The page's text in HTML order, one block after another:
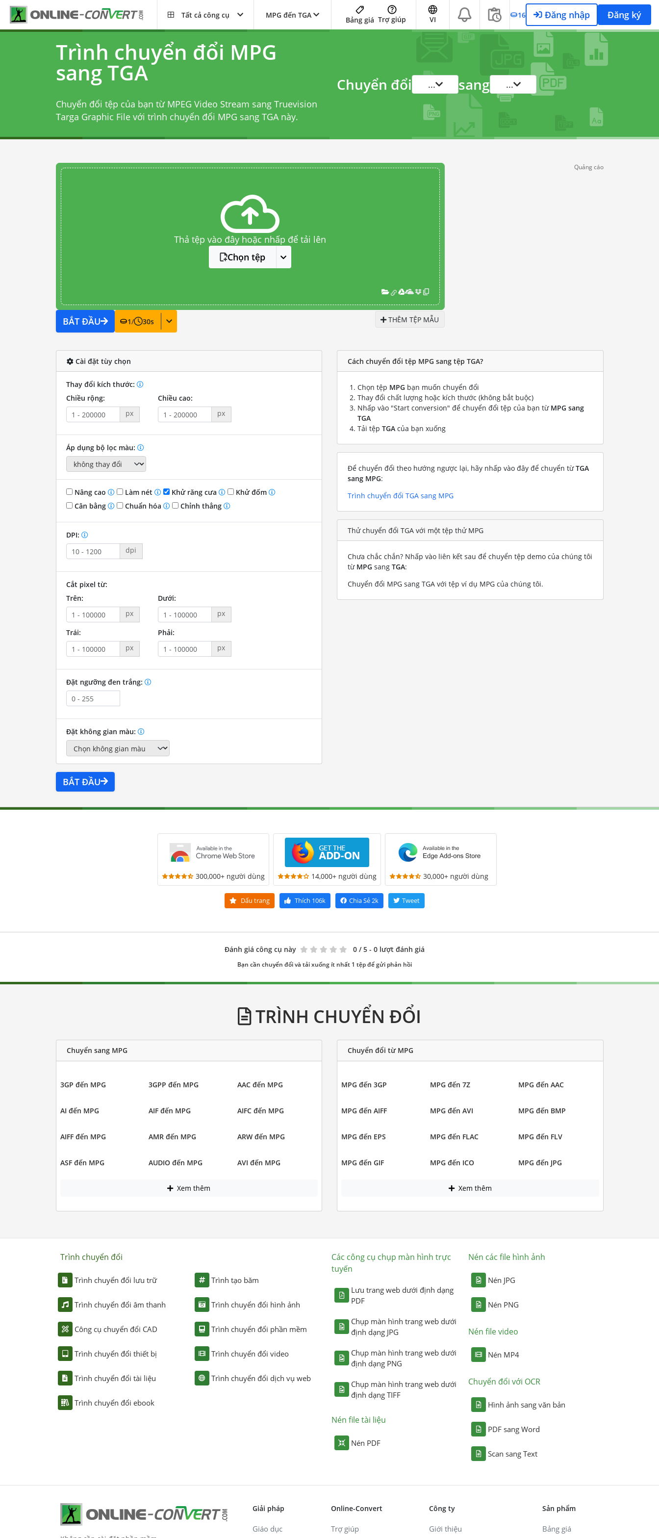
Tất cả công cụ MPG đến TGA
Bảng giá Trợ giúp VI 16 Đăng nhập Đăng ký
Trình chuyển đổi MPG
sang TGA
Chuyển đổi tệp của bạn từ MPEG Video Stream sang Truevision
Targa Graphic File với trình chuyển đổi MPG sang TGAnày.
Chuyển đổi ... sang ...
Thả tệp vào đây hoặc nhấp để tải lên
Chọn tệp
BẮT ĐẦU 1/ 30s THÊM TỆP MẪU
Quảng cáo
Cài đặt tùy chọn
Thay đổi kích thước:
Chiều rộng:
px
Chiều cao:
px
Áp dụng bộ lọc màu:
Nâng cao Làm nét Khử răng cưa
Khử đốm
Cân bằng
Chuẩn hóa Chỉnh thẳng
DPI:
dpi
Cắt pixel từ:
Trên:
px
Dưới:
px
Trái:
px
Phải:
px
Đặt ngưỡng đen trắng:
Đặt không gian màu:
BẮT ĐẦU
Cách chuyển đổi tệp MPG sang tệp TGA?
Chọn tệp MPG bạn muốn chuyển đổi
Thay đổi chất lượng hoặc kích thước (không bắt buộc)
Nhấp vào "Start conversion" để chuyển đổi tệp của bạn từ MPG sang
TGA
Tải tệp TGA của bạn xuống
Để chuyển đổi theo hướng ngược lại, hãy nhấp vào đây để chuyển từTGA
sang MPG:
Trình chuyển đổi TGA sang MPG
Thử chuyển đổi TGA với một tệp thử MPG
Chưa chắc chắn? Nhấp vào liên kết sau để chuyển tệp demo của chúng tôi
từ MPG sang TGA:
Chuyển đổi MPG sang TGA với tệp ví dụ MPG của chúng tôi.
300,000+ người dùng 14,000+ người dùng 30,000+ người dùng
Dấu trang Thích 106k Chia Sẻ2k Tweet
Đánh giá công cụ này 0 / 5 - 0 lượt đánh giá
Bạn cần chuyển đổi và tải xuống ít nhất 1 tệp để gửi phản hồi
TRÌNH CHUYỂN ĐỔI
Chuyển sang MPG
3GP đến MPG 3GPP đến MPG AAC đến MPG
AI đến MPG AIF đến MPG AIFC đến MPG
AIFF đến MPG AMR đến MPG ARW đến MPG
ASF đến MPG AUDIO đến MPG AVI đến MPG
Xem thêm
Chuyển đổi từ MPG
MPG đến 3GP MPG đến 7Z MPG đến AAC
MPG đến AIFF MPG đến AVI MPG đến BMP
MPG đến EPS MPG đến FLAC MPG đến FLV
MPG đến GIF MPG đến ICO MPG đến JPG
Xem thêm
Trình chuyển đổi
Trình chuyển đổi lưu trữ
Trình chuyển đổi âm thanh
Công cụ chuyển đổi CAD
Trình chuyển đổi thiết bị
Trình chuyển đổi tài liệu
Trình chuyển đổi ebook
Trình tạo băm
Trình chuyển đổi hình ảnh
Trình chuyển đổi phần mềm
Trình chuyển đổi video
Trình chuyển đổi dịch vụ web
Các công cụ chụp màn hình trực
tuyến
Lưu trang web dưới định dạng
PDF
Chụp màn hình trang web dưới
định dạng JPG
Chụp màn hình trang web dưới
định dạng PNG
Chụp màn hình trang web dưới
định dạng TIFF
Nén file tài liệu
Nén PDF
Nén các file hình ảnh
Nén JPG
Nén PNG
Nén file video
Nén MP4
Chuyển đổi với OCR
Hình ảnh sang văn bản
PDF sang Word
Scan sang Text
Giải pháp
Giáo dục
Online-Convert
Trợ giúp
Công ty
Giới thiệu
Sản phẩm
Bảng giá